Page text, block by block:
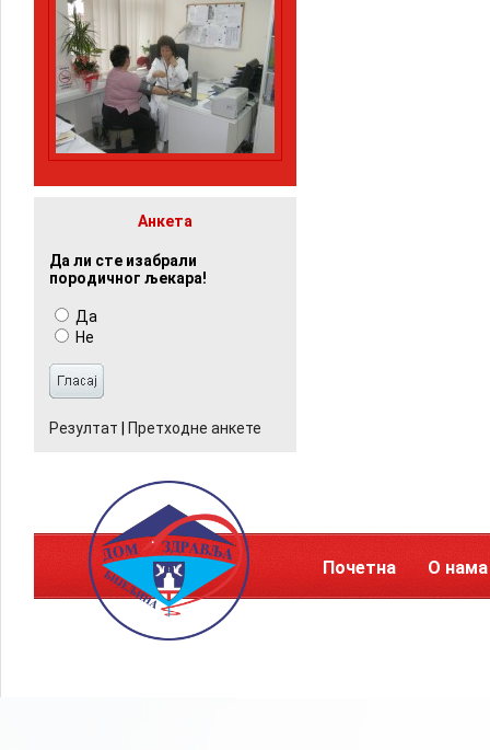
Анкета
Да ли сте изабрали
породичног љекара!
Да
Не
Резултат Претходне анкете
Почетна О нама